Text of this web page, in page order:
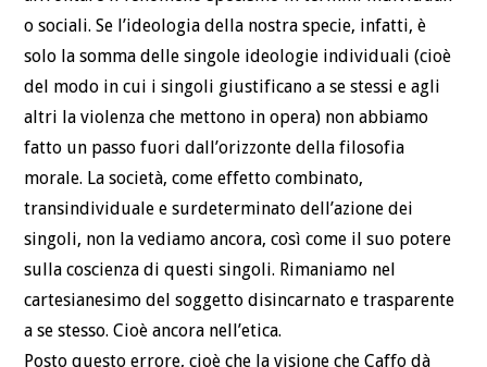
o sociali. Se l’ideologia della nostra specie, infatti, è
solo la somma delle singole ideologie individuali (cioè
del modo in cui i singoli giustificano a se stessi e agli
altri la violenza che mettono in opera) non abbiamo
fatto un passo fuori dall’orizzonte della filosofia
morale. La società, come effetto combinato,
transindividuale e surdeterminato dell’azione dei
singoli, non la vediamo ancora, così come il suo potere
sulla coscienza di questi singoli. Rimaniamo nel
cartesianesimo del soggetto disincarnato e trasparente
a se stesso. Cioè ancora nell’etica.
Posto questo errore, cioè che la visione che Caffo dà